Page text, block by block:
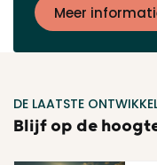
Meer
DE LAATSTE
Blijf op de